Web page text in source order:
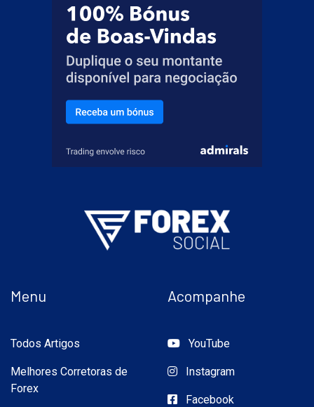
Menu
Todos Artigos
Melhores Corretoras de
Forex
Acompanhe
YouTube
Instagram
Facebook